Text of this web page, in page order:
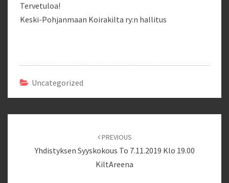
Tervetuloa!
Keski-Pohjanmaan Koirakilta ry:n hallitus
Uncategorized
PREVIOUS
Yhdistyksen Syyskokous To 7.11.2019 Klo 19.00
KiltAreena